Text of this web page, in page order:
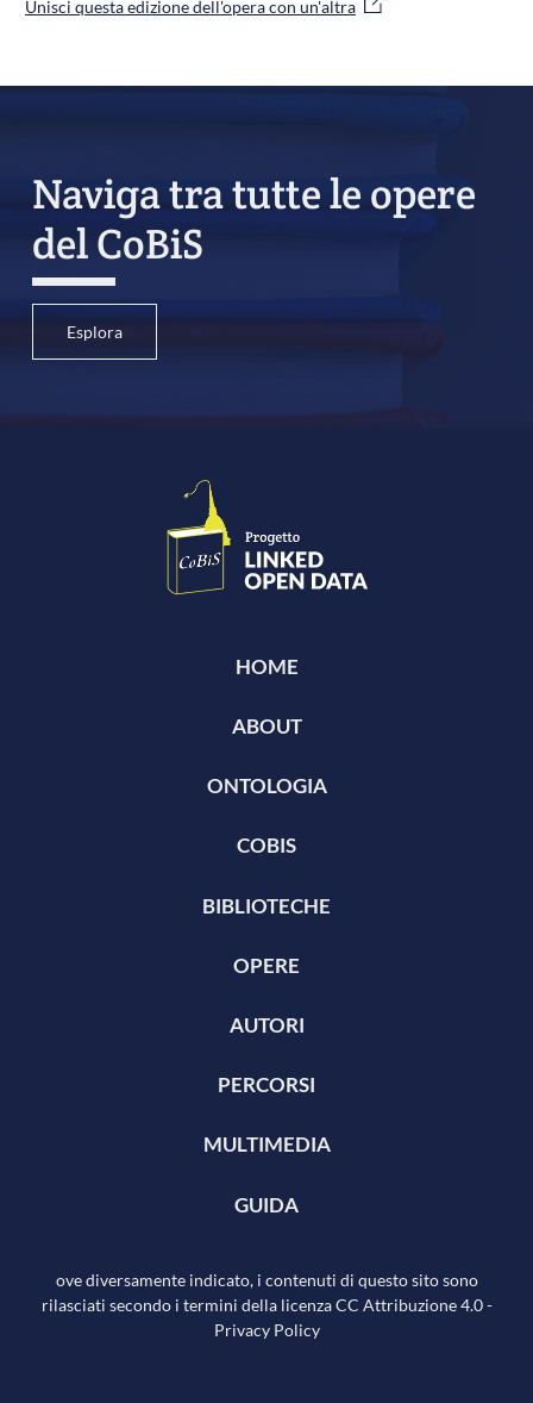
Unisci questa edizione dell'opera con un'altra
Naviga tra tutte le opere
del CoBiS
Esplora
HOME
ABOUT
ONTOLOGIA
COBIS
BIBLIOTECHE
OPERE
AUTORI
PERCORSI
MULTIMEDIA
GUIDA
ove diversamente indicato, i contenuti di questo sito sono
rilasciati secondo i termini della licenza CC Attribuzione 4.0-
Privacy Policy